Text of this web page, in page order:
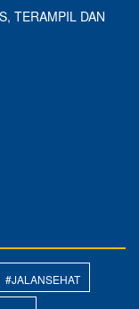
TERAMPIL DAN
#JALANSEHAT